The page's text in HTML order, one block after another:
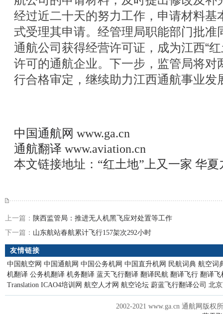
经过近二十天的努力工作，申请材料基
式受理其申请。经管理局职能部门批准
通航公司获得经营许可证，成为江西“
许可的通航企业。下一步，监管局将对
行合格审定，继续助力江西通航事业发
中国通航网 www.ga.cn
通航翻译 www.aviation.cn
本文链接地址： “红土地”上又一家 华
上一篇： 陕西监管局：推进无人机黑飞应对处置等工作
下一篇： 山东航站春航累计飞行157架次292小时
友情链接
中国航空网 中国通航网 中国公务机网 中国直升机网 民航词典 航空词
机翻译 公务机翻译 机务翻译 蓝天飞行翻译 翻译民航 翻译飞行 翻译飞
Translation ICAO4培训网 航空人才网 航空论坛 蔚蓝飞行翻译公司 北
2002-2021 www.ga.cn 通航网版权